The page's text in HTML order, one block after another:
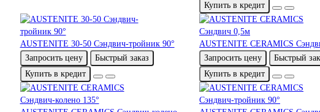
Купить в кредит
AUSTENITE 30-50 Сэндвич-тройник 90°
Запросить цену
Быстрый заказ
Купить в кредит
AUSTENITE CERAMICS
Запросить цену
Быстрый
Купить в кредит